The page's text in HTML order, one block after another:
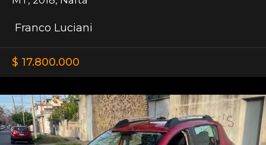
Franco Luciani
$ 17.800.000